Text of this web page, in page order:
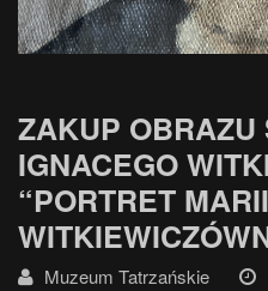
ZAKUP
IGNACEGO
“PORTRET MARII
Muzeum Tatrzańskie